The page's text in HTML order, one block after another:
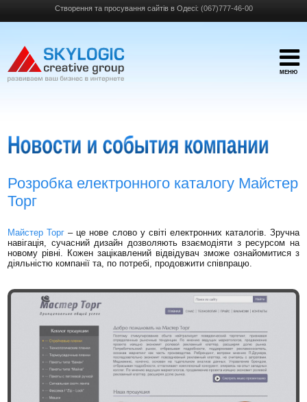
Створення та просування сайтів в Одесі: (067)777-46-00
МЕНЮ
Розробка електронного каталогу Майстер
Торг
Майстер Торг – це нове слово у світі електронних каталогів. Зручна
навігація, сучасний дизайн дозволяють взаємодіяти з ресурсом на
новому рівні. Кожен зацікавлений відвідувач зможе ознайомитися з
діяльністю компанії та, по потребі, продовжити співпрацю.